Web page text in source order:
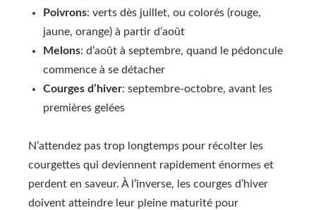
Poivrons: verts dès juillet, ou colorés (rouge,
jaune, orange) à partir d’août
Melons: d’août à septembre, quand le pédoncule
commence à se détacher
Courges d’hiver: septembre-octobre, avant les
premières gelées
N’attendez pas trop longtemps pour récolter les
courgettes qui deviennent rapidement énormes et
perdent en saveur. À l’inverse, les courges d’hiver
doivent atteindre leur pleine maturité pour